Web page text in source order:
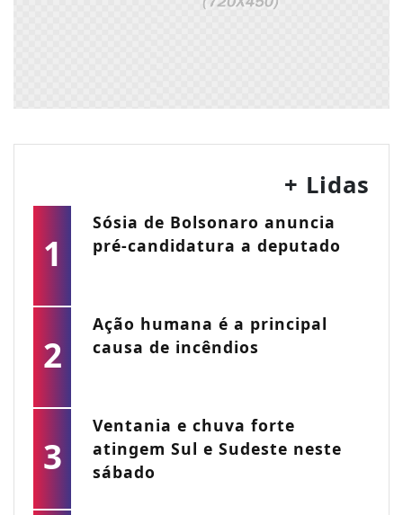
+ Lidas
1
Sósia de Bolsonaro anuncia
pré-candidatura a deputado
2
Ação humana é a principal
causa de incêndios
3
Ventania e chuva forte
atingem Sul e Sudeste neste
sábado